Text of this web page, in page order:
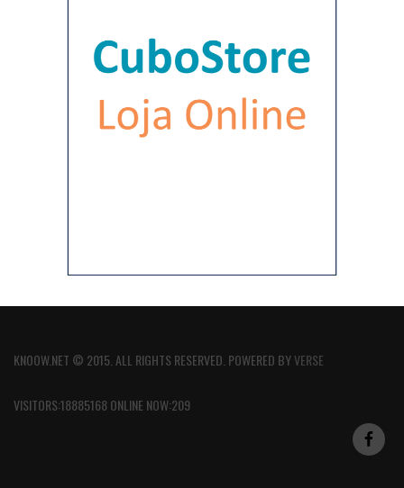
KNOOW.NET © 2015. ALL RIGHTS RESERVED. POWERED BYVERSE
VISITORS:18885168 ONLINE NOW:209